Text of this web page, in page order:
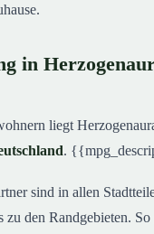
in
liegt
.
sind in allen
zu den Randgebieten.